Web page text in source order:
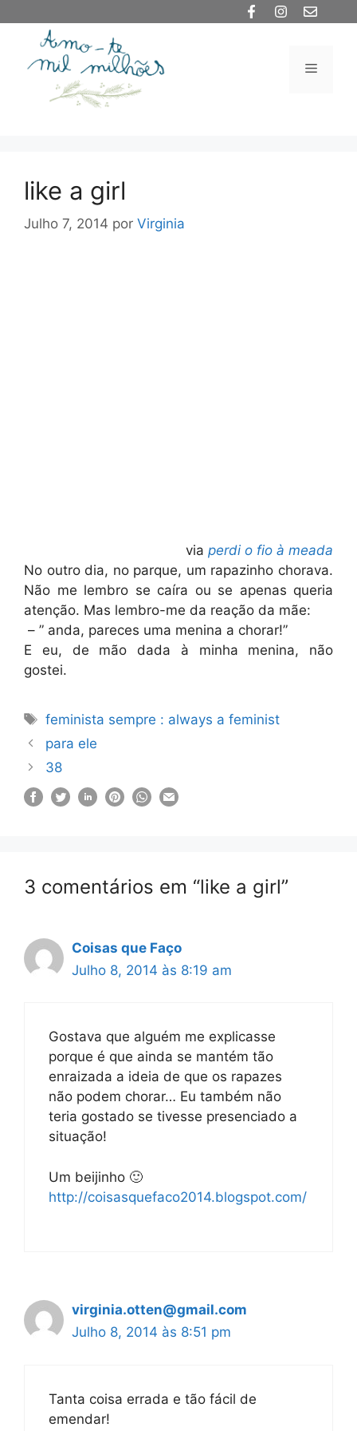
conteúdo
Menu
like a girl
Julho 7, 2014 por Virginia
via perdi o fio à meada
No outro dia, no parque, um rapazinho chorava.
Não me lembro se caíra ou se apenas queria
atenção. Mas lembro-me da reação da mãe:
– ” anda, pareces uma menina a chorar!”
E eu, de mão dada à minha menina, não
gostei.
Etiquetas
feminista sempre : always a feminist
para ele
38
3 comentários em “like a girl”
Coisas que Faço
Julho 8, 2014 às 8:19 am
Gostava que alguém me explicasse
porque é que ainda se mantém tão
enraizada a ideia de que os rapazes
não podem chorar… Eu também não
teria gostado se tivesse presenciado a
situação!
Um beijinho 🙂
http://coisasquefaco2014.blogspot.com/
virginia.otten@gmail.com
Julho 8, 2014 às 8:51 pm
Tanta coisa errada e tão fácil de
emendar!